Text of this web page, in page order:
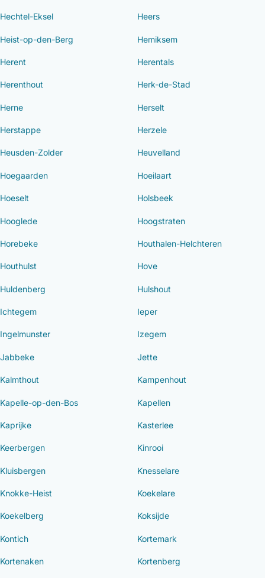
Hechtel-Eksel Heers
Heist-op-den-Berg Hemiksem
Herent Herentals
Herenthout Herk-de-Stad
Herne Herselt
Herstappe Herzele
Heusden-Zolder Heuvelland
Hoegaarden Hoeilaart
Hoeselt Holsbeek
Hooglede Hoogstraten
Horebeke Houthalen-Helchteren
Houthulst Hove
Huldenberg Hulshout
Ichtegem Ieper
Ingelmunster Izegem
Jabbeke Jette
Kalmthout Kampenhout
Kapelle-op-den-Bos Kapellen
Kaprijke Kasterlee
Keerbergen Kinrooi
Kluisbergen Knesselare
Knokke-Heist Koekelare
Koekelberg Koksijde
Kontich Kortemark
Kortenaken Kortenberg